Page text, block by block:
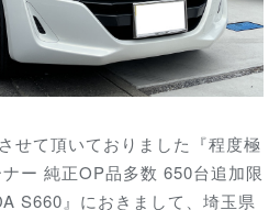
せて頂いておりました『程度極
ー 純正OP品多数 650台追加限
S660』におきまして、埼玉県